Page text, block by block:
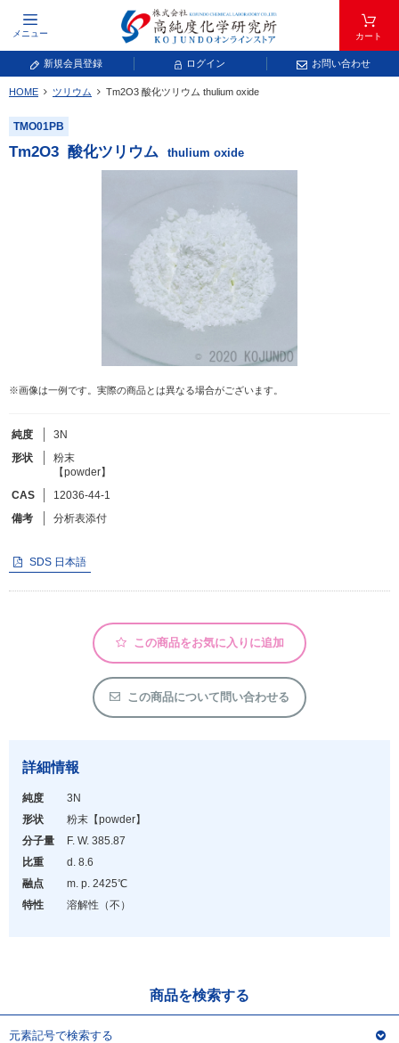
メニュー カート
新規会員登録 ログイン お問い合わせ
元素記号で検索する
元素周期表をタップすると、拡大表示されます。拡大した表から元素記号をタップ
し、一覧へ移動してください。
放射性元素または人工元素であり、弊社では取り扱いしておりません。
キーワードで検索する
カタログコードで検索
CAS番号で検索
カテゴリで検索する
形状詳細
アウトレット
化学教材・オリジナルグッズ
HOME ツリウム Tm2O3 酸化ツリウム thulium oxide
TMO01PB
Tm2O3 酸化ツリウム thulium oxide
※画像は一例です。実際の商品とは異なる場合がございます。
純度
3N
形状
粉末
【powder】
CAS
12036-44-1
備考
分析表添付
SDS 日本語
この商品をお気に入りに追加
この商品について問い合わせる
詳細情報
純度
3N
形状
粉末 【powder】
分子量
F. W. 385.87
比重
d. 8.6
融点
m. p. 2425℃
特性
溶解性（不）
商品を検索する
元素記号で検索する